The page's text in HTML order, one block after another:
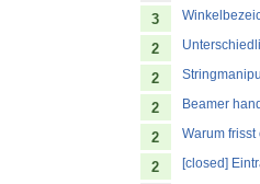
3
2
2
2 Beamer
2 Warum
2 [closed]